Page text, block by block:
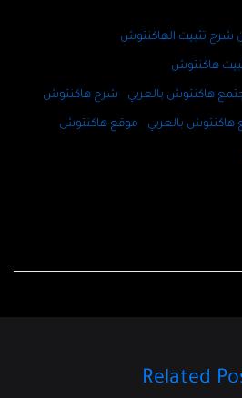
هاكنتوش
هاكنتوش بالعربي شرح هاكنتوش
هاكنتوش بالعربي موقع هاكنتوش
Related